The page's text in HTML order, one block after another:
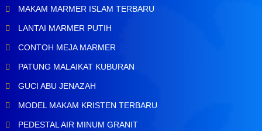
MAKAM MARMER ISLAM TERBARU
LANTAI MARMER PUTIH
CONTOH MEJA MARMER
PATUNG MALAIKAT KUBURAN
GUCI ABU JENAZAH
MODEL MAKAM KRISTEN TERBARU
PEDESTAL AIR MINUM GRANIT